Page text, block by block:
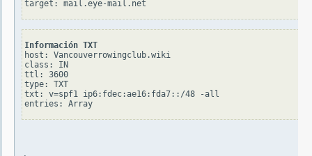
Información TXT
host: Vancouverrowingclub.wiki
class: IN
ttl: 3600
type: TXT
txt: v=spf1 ip6:fdec:ae16:fda7::/48 -all